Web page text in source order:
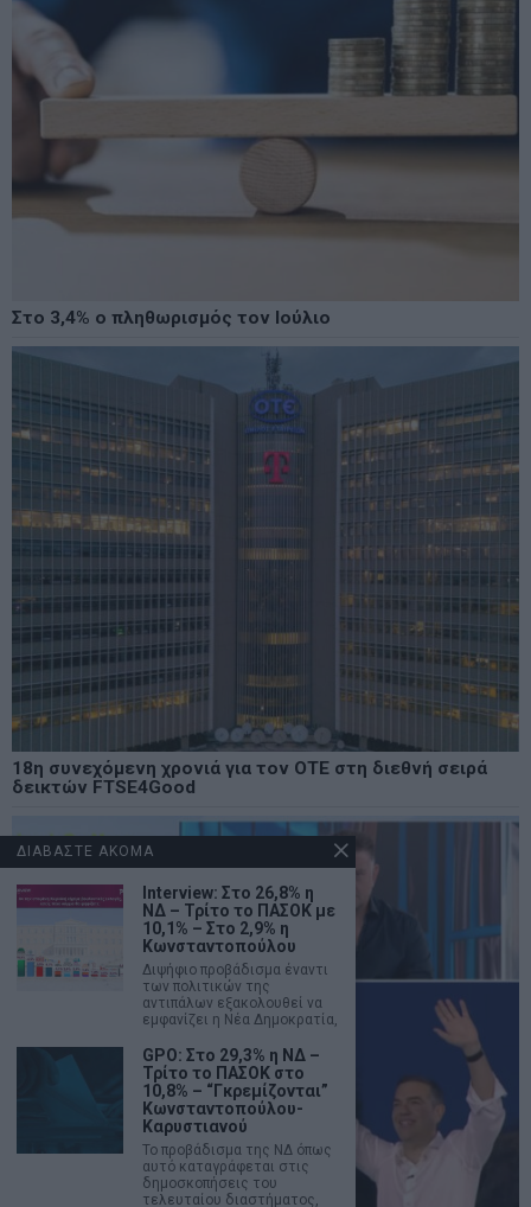
Στο 3,4% ο πληθωρισμός τον Ιούλιο
18η συνεχόμενη χρονιά για τον ΟΤΕ στη διεθνή σειρά
δεικτών FTSE4Good
ΔΙΑΒΑΣΤΕ ΑΚΟΜΑ
Interview: Στο 26,8% η
ΝΔ – Τρίτο το ΠΑΣΟΚ με
10,1% – Στο 2,9% η
Κωνσταντοπούλου
Διψήφιο προβάδισμα έναντι
των πολιτικών της
αντιπάλων εξακολουθεί να
εμφανίζει η Νέα Δημοκρατία,
GPO: Στο 29,3% η ΝΔ –
Τρίτο το ΠΑΣΟΚ στο
10,8% – “Γκρεμίζονται”
Κωνσταντοπούλου-
Καρυστιανού
Το προβάδισμα της ΝΔ όπως
αυτό καταγράφεται στις
δημοσκοπήσεις του
τελευταίου διαστήματος,